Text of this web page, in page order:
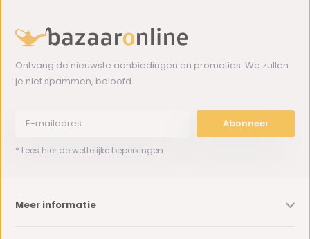
Ontvang de nieuwste aanbiedingen en promoties. We zullen
je niet spammen, beloofd.
Abonneer
* Lees hier de wettelijke beperkingen
Meer informatie